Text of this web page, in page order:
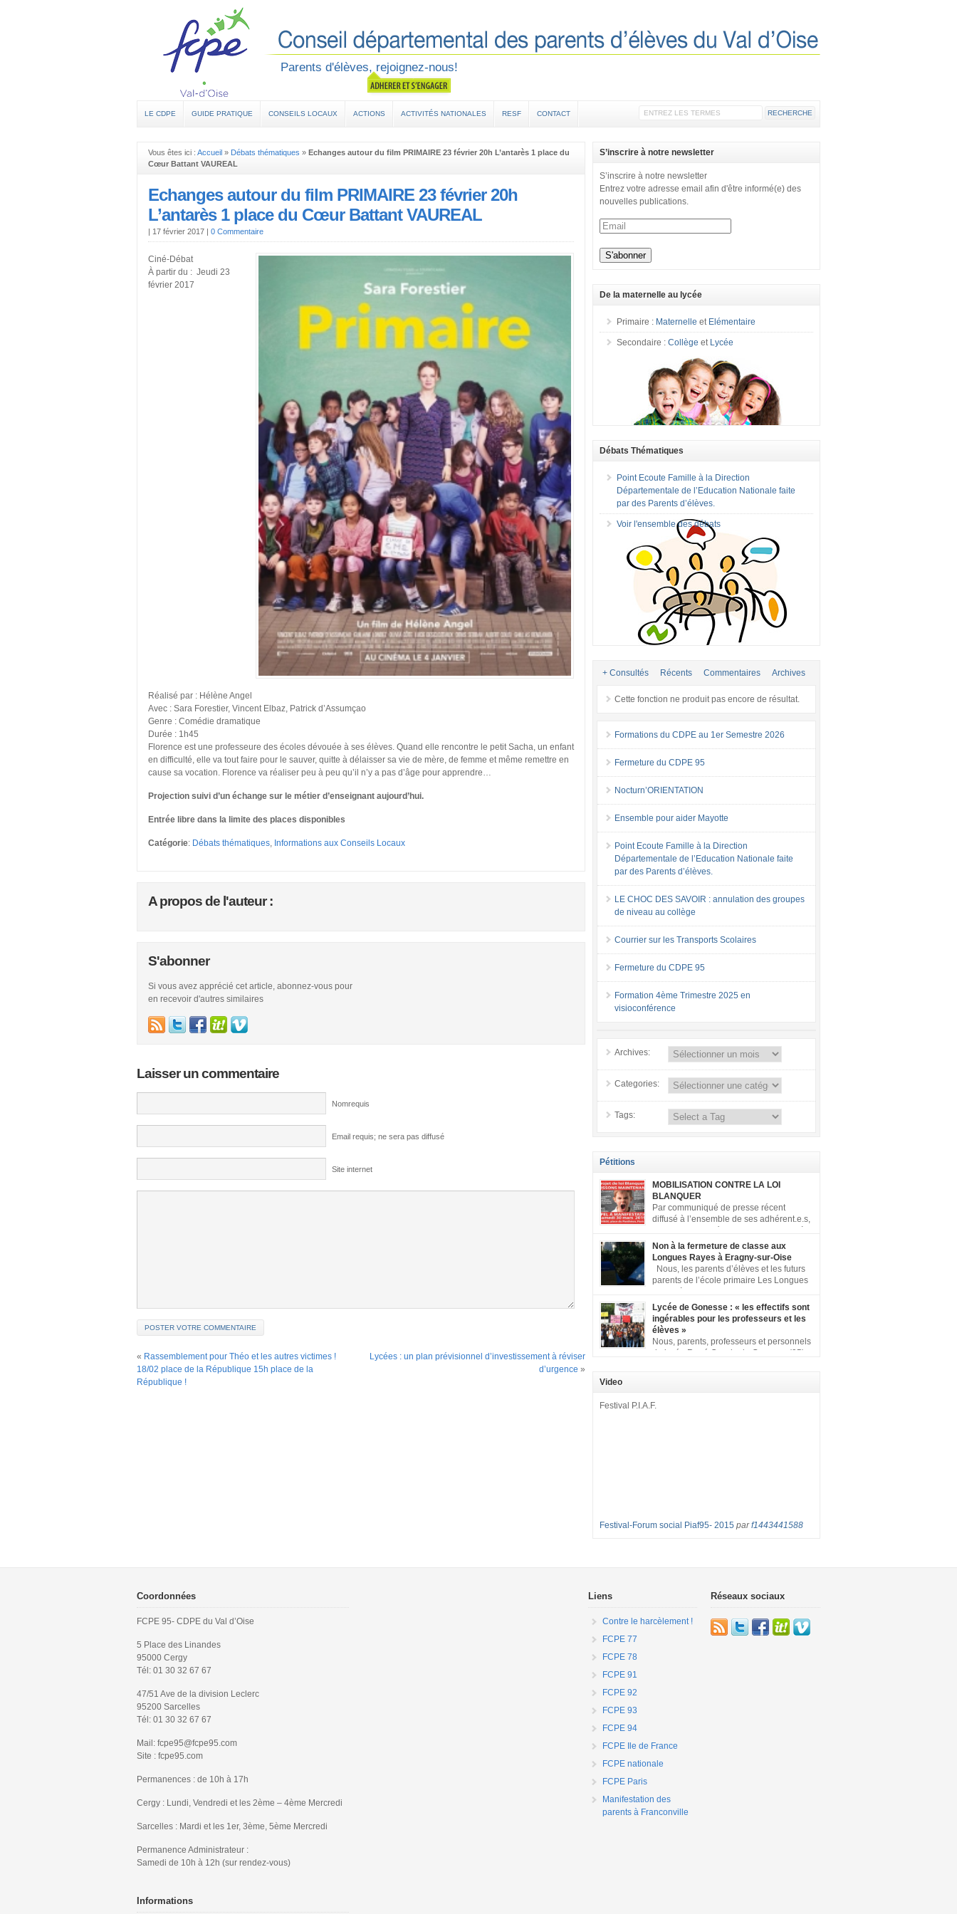
Parents d'élèves, rejoignez-nous!
LE CDPE GUIDE PRATIQUE CONSEILS LOCAUX ACTIONS ACTIVITÉS NATIONALES RESF CONTACT
Vous êtes ici : Accueil » Débats thématiques » Echanges autour du film PRIMAIRE 23 février 20h L’antarès 1 place du
Cœur Battant VAUREAL
Echanges autour du film PRIMAIRE 23 février 20h
L’antarès 1 place du Cœur Battant VAUREAL
| 17 février 2017 | 0 Commentaire
Ciné-Débat
À partir du : Jeudi 23
février 2017
Réalisé par : Hélène Angel
Avec : Sara Forestier, Vincent Elbaz, Patrick d’Assumçao
Genre : Comédie dramatique
Durée : 1h45
Florence est une professeure des écoles dévouée à ses élèves. Quand elle rencontre le petit Sacha, un enfant
en difficulté, elle va tout faire pour le sauver, quitte à délaisser sa vie de mère, de femme et même remettre en
cause sa vocation. Florence va réaliser peu à peu qu’il n’y a pas d’âge pour apprendre…
Projection suivi d’un échange sur le métier d’enseignant aujourd’hui.
Entrée libre dans la limite des places disponibles
Catégorie: Débats thématiques, Informations aux Conseils Locaux
A propos de l'auteur :
S'abonner
Si vous avez apprécié cet article, abonnez-vous pour
en recevoir d'autres similaires
Laisser un commentaire
Nomrequis
Email requis; ne sera pas diffusé
Site internet
« Rassemblement pour Théo et les autres victimes !
18/02 place de la République 15h place de la
République !
Lycées : un plan prévisionnel d’investissement à réviser
d’urgence »
S’inscrire à notre newsletter
S’inscrire à notre newsletter
Entrez votre adresse email afin d'être informé(e) des
nouvelles publications.
De la maternelle au lycée
Primaire : Maternelle et Elémentaire
Secondaire :Collège et Lycée
Débats Thématiques
Point Ecoute Famille à la Direction
Départementale de l’Education Nationale faite
par des Parents d’élèves.
Voir l'ensemble des débats
+ Consultés Récents Commentaires Archives
Cette fonction ne produit pas encore de résultat.
Formations du CDPE au 1er Semestre 2026
Fermeture du CDPE 95
Nocturn’ORIENTATION
Ensemble pour aider Mayotte
Point Ecoute Famille à la Direction
Départementale de l’Education Nationale faite
par des Parents d’élèves.
LE CHOC DES SAVOIR : annulation des groupes
de niveau au collège
Courrier sur les Transports Scolaires
Fermeture du CDPE 95
Formation 4ème Trimestre 2025 en
visioconférence
Archives:
Categories:
Tags:
Pétitions
MOBILISATION CONTRE LA LOI
BLANQUER
Par communiqué de presse récent
diffusé à l’ensemble de ses adhérent.e.s,
se mobiliser contre la loi Blanquer dite « Ecole de la
confiance ». Pour vous aider à organiser les actions
localement, la FCPE met à votre disposition ce kit de
mobilisation comprenant : 1 affiche appelant […]
Non à la fermeture de classe aux
Longues Rayes à Eragny-sur-Oise
Nous, les parents d’élèves et les futurs
parents de l’école primaire Les Longues
cette pétition pour dire « NON à la fermeture de classe
aux Longues Rayes ». Non à la dégradation continue
des conditions d’accueil et d’apprentissage de nos
enfants à l’école primaire. Chaque enfant a droit à […]
Lycée de Gonesse : « les effectifs sont
ingérables pour les professeurs et les
élèves »
Nous, parents, professeurs et personnels
du lycée René Cassin de Gonesse (95),
dénoncer les classes surchargées, en cette rentrée
et 35 élèves ! – de nombreuses classes de première et
Video
Festival P.I.A.F.
Festival-Forum social Piaf95- 2015 parf1443441588
Coordonnées
FCPE 95- CDPE du Val d’Oise
5 Place des Linandes
95000 Cergy
Tél: 01 30 32 67 67
47/51 Ave de la division Leclerc
95200 Sarcelles
Tél: 01 30 32 67 67
Mail: fcpe95@fcpe95.com
Site : fcpe95.com
Permanences : de 10h à 17h
Cergy : Lundi, Vendredi et les 2ème – 4ème Mercredi
Sarcelles : Mardi et les 1er, 3ème, 5ème Mercredi
Permanence Administrateur :
Samedi de 10h à 12h (sur rendez-vous)
Informations
Liens
Contre le harcèlement !
FCPE 77
FCPE 78
FCPE 91
FCPE 92
FCPE 93
FCPE 94
FCPE Ile de France
FCPE nationale
FCPE Paris
Manifestation des
parents à Franconville
Réseaux sociaux